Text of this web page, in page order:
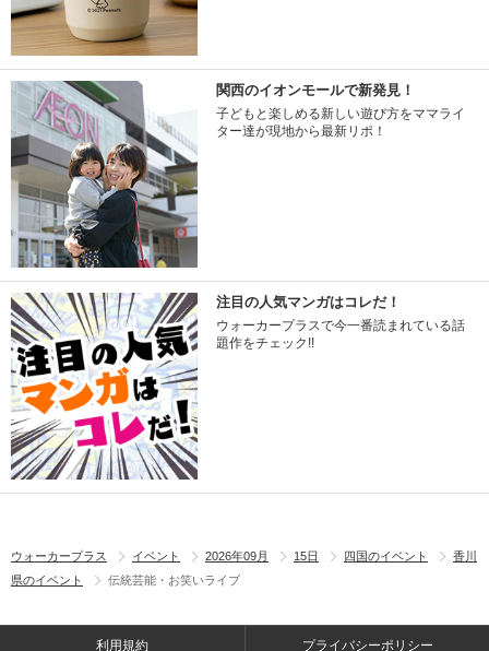
関西のイオンモールで新発見！
子どもと楽しめる新しい遊び方をママライ
ター達が現地から最新リポ！
注目の人気マンガはコレだ！
ウォーカープラスで今一番読まれている話
題作をチェック!!
ウォーカープラス イベント 2026年09月 15日 四国のイベント
香川
県のイベント
伝統芸能・お笑いライブ
利用規約 プライバシーポリシー